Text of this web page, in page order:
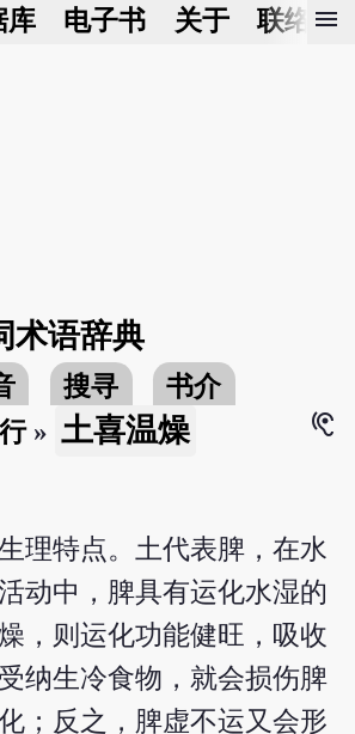
库 电子书 关于 联络我
menu
术语辞典
搜寻
书介
» 土喜温燥
hearing
理特点。土代表脾，在水
动中，脾具有运化水湿的
，则运化功能健旺，吸收
纳生冷食物，就会损伤脾
；反之，脾虚不运又会形